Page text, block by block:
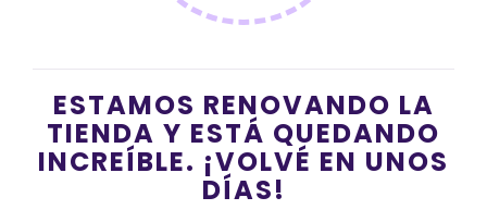
ESTAMOS RENOVANDO LA
TIENDA Y ESTÁ QUEDANDO
INCREÍBLE. ¡VOLVÉ EN UNOS
DÍAS!